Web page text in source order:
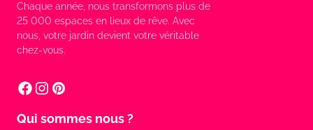
Chaque année, nous transformons plus de
25 000 espaces en lieux de rêve. Avec
nous, votre jardin devient votre véritable
chez-vous.
Qui sommes nous ?